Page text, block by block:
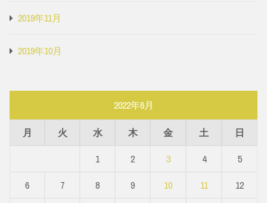
2019年11月
2019年10月
2022年6月
月 火 水 木 金 土
日
1
2 3 4
5
6
7 8 9 10 11
12